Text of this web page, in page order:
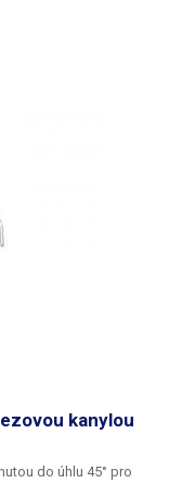
kanylou
do úhlu 45° pro